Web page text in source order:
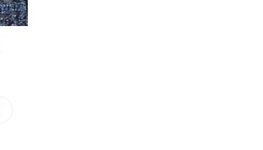
Enter